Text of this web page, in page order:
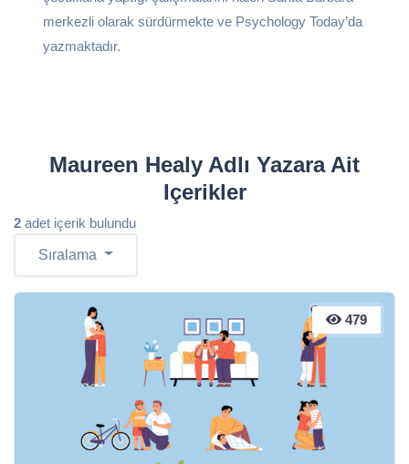
merkezli olarak sürdürmekte ve Psychology Today’da
yazmaktadır.
Maureen Healy Adlı Yazara Ait
Içerikler
2 adet içerik bulundu
Sıralama
479